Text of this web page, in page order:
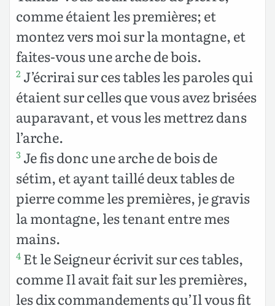
comme étaient les premières; et
montez vers moi sur la montagne, et
faites-vous une arche de bois.
2 J’écrirai sur ces tables les paroles qui
étaient sur celles que vous avez brisées
auparavant, et vous les mettrez dans
l’arche.
3 Je fis donc une arche de bois de
sétim, et ayant taillé deux tables de
pierre comme les premières, je gravis
la montagne, les tenant entre mes
mains.
4 Et le Seigneur écrivit sur ces tables,
comme Il avait fait sur les premières,
les dix commandements qu’Il vous fit